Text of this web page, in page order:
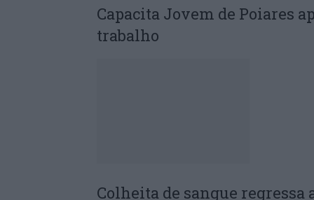
Capacita Jovem de Poiares
trabalho
Colheita de sangue